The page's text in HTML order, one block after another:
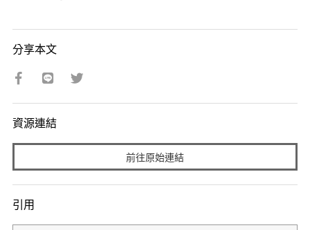
分享本文
資源連結
前往原始連結
引用